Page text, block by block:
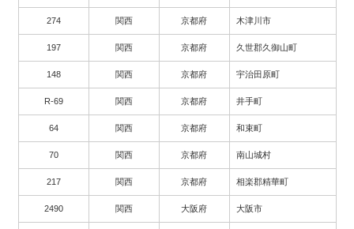
274 関西 京都府 木津川市
197 関西 京都府 久世郡久御山町
148 関西 京都府 宇治田原町
R-69 関西 京都府 井手町
64 関西 京都府 和束町
70 関西 京都府 南山城村
217 関西 京都府 相楽郡精華町
2490 関西 大阪府 大阪市